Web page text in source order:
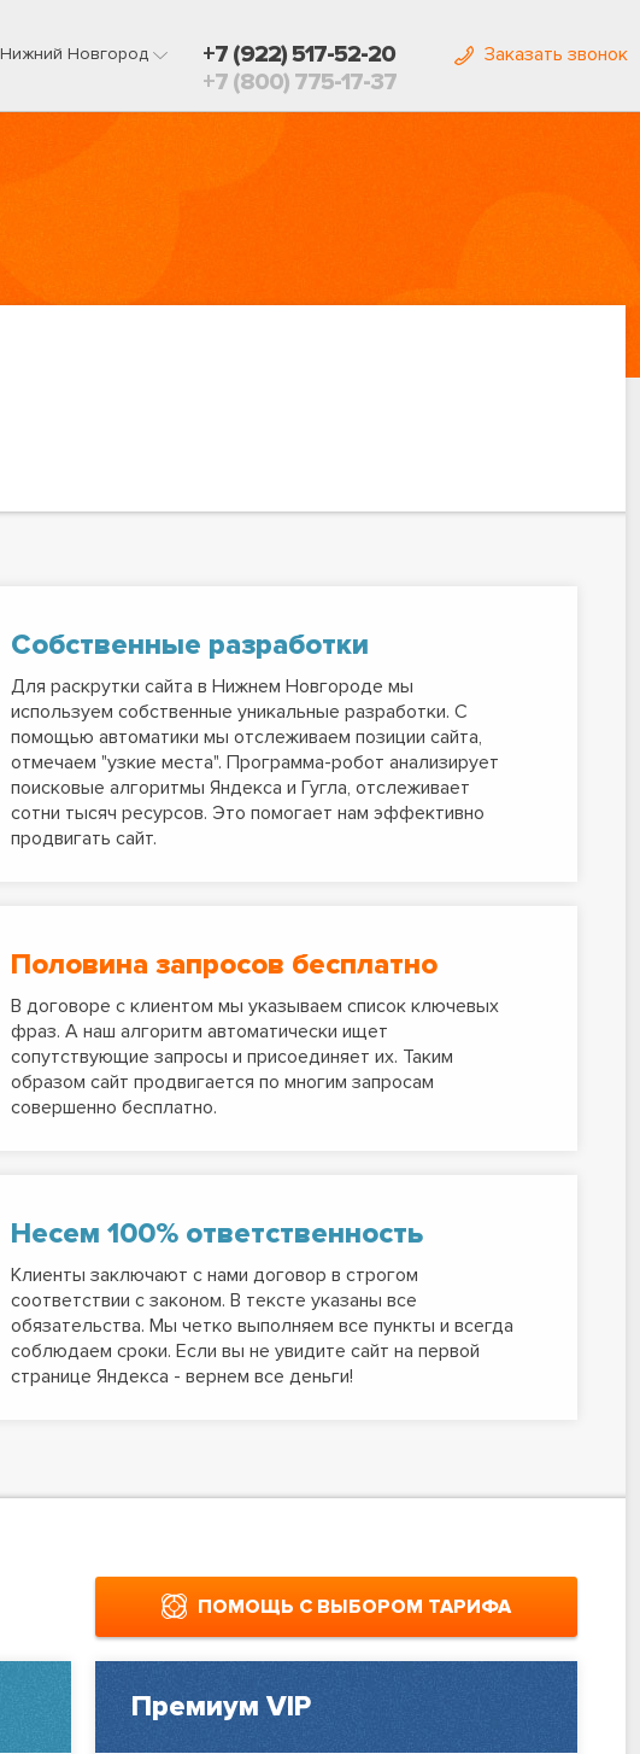
Нижний Новгород
+7 (922) 517-52-20
+7 (800) 775-17-37
Заказать звонок
Собственные разработки
Для раскрутки сайта в Нижнем Новгороде мы
используем собственные уникальные разработки. С
помощью автоматики мы отслеживаем позиции сайта,
отмечаем "узкие места". Программа-робот анализирует
поисковые алгоритмы Яндекса и Гугла, отслеживает
сотни тысяч ресурсов. Это помогает нам эффективно
продвигать сайт.
Половина запросов бесплатно
В договоре с клиентом мы указываем список ключевых
фраз. А наш алгоритм автоматически ищет
сопутствующие запросы и присоединяет их. Таким
образом сайт продвигается по многим запросам
совершенно бесплатно.
Несем 100% ответственность
Клиенты заключают с нами договор в строгом
соответствии с законом. В тексте указаны все
обязательства. Мы четко выполняем все пункты и всегда
соблюдаем сроки. Если вы не увидите сайт на первой
странице Яндекса - вернем все деньги!
ПОМОЩЬ С ВЫБОРОМ ТАРИФА
Премиум VIP